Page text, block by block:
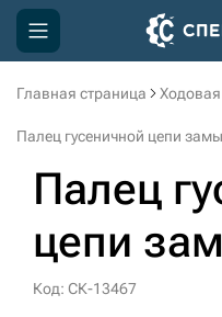
Главная страница Ходовая
Палец гусеничной цепи
Палец
цепи
Код: СК-13467
Компания
Доставка и оплата
Информация
Контакты